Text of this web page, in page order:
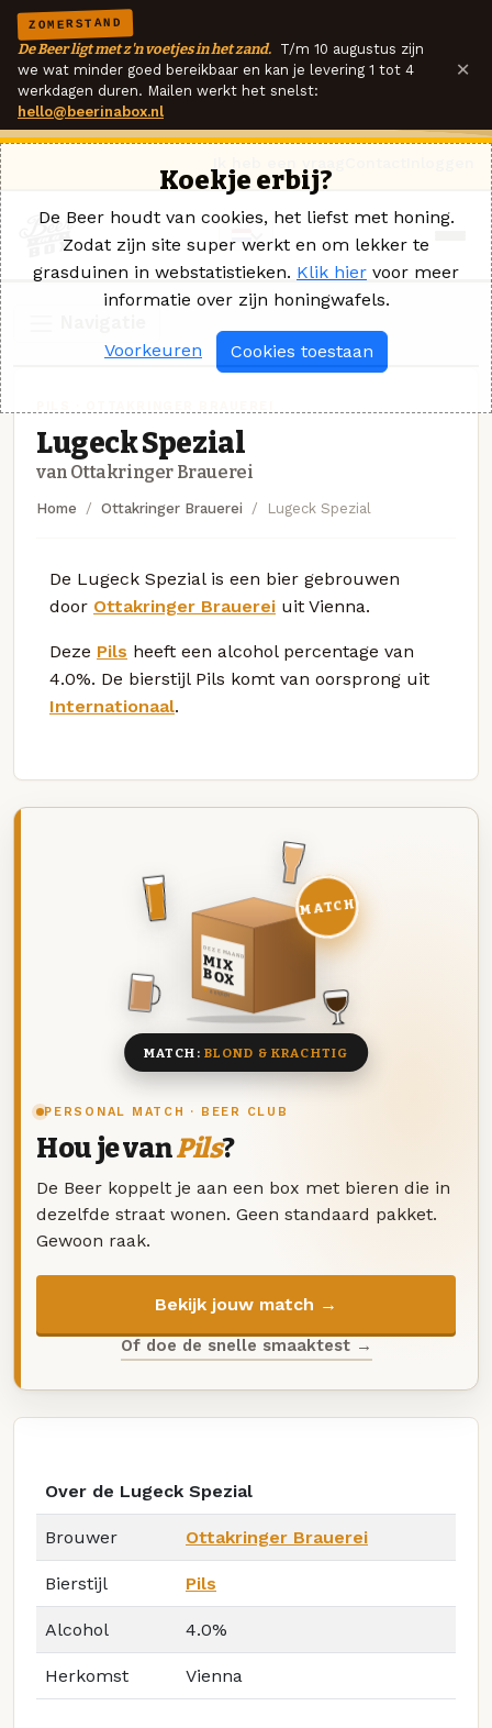
ZOMERSTAND
De Beer ligt met z'n voetjes in het zand. T/m 10 augustus zijn
we wat minder goed bereikbaar en kan je levering 1 tot 4
werkdagen duren. Mailen werkt het snelst:
hello@beerinabox.nl
×
Lugeck Spezial
van Ottakringer Brauerei
Home Ottakringer Brauerei Lugeck Spezial
De Lugeck Spezial is een bier gebrouwen
door Ottakringer Brauerei uit Vienna.
Deze Pils heeft een alcohol percentage van
4.0%. De bierstijl Pils komt van oorsprong uit
Internationaal.
PERSONAL MATCH · BEER CLUB
Hou je vanPils?
De Beer koppelt je aan een box met bieren die in
dezelfde straat wonen. Geen standaard pakket.
Gewoon raak.
Bekijk jouw match →
Of doe de snelle smaaktest →
DEZE MAAND
MIX
BOX
8 BIEREN
MATCH
MATCH: BLOND & KRACHTIG
Over de Lugeck Spezial
Brouwer Ottakringer Brauerei
Bierstijl Pils
Alcohol 4.0%
Herkomst Vienna
Koekje erbij?
De Beer houdt van cookies, het liefst met honing.
Zodat zijn site super werkt en om lekker te
grasduinen in webstatistieken. Klik hier voor meer
informatie over zijn honingwafels.
Voorkeuren Cookies toestaan